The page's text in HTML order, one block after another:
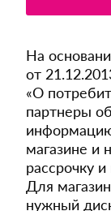
На
от
«О
партнеры
магазине и
рассрочку
Для
нужный